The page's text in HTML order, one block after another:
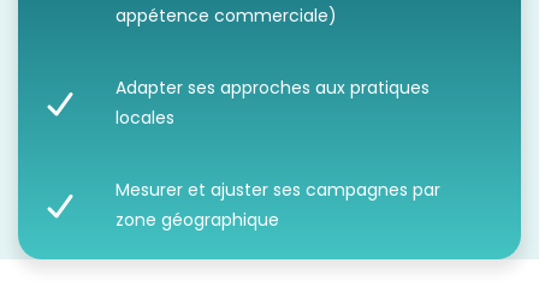
appétence commerciale)
Adapter ses approches aux pratiques
locales
Mesurer et ajuster ses campagnes par
zone géographique